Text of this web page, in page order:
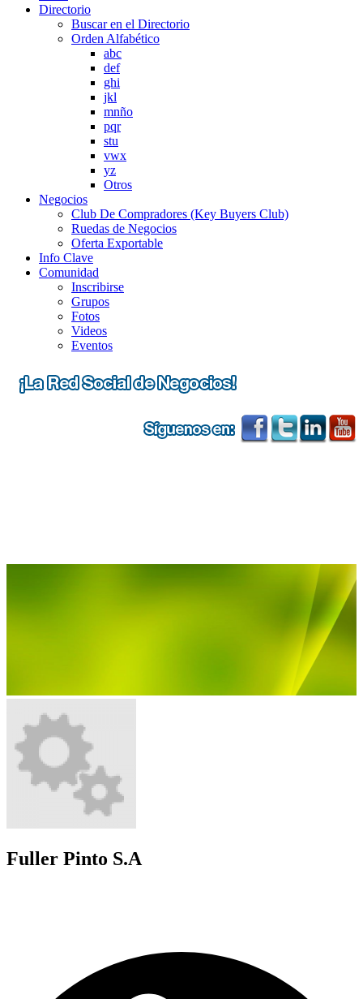
Directorio
Buscar en el Directorio
Orden Alfabético
abc
def
ghi
jkl
mnño
pqr
stu
vwx
yz
Otros
Negocios
Club De Compradores (Key Buyers Club)
Ruedas de Negocios
Oferta Exportable
Info Clave
Comunidad
Inscribirse
Grupos
Fotos
Videos
Eventos
Fuller Pinto S.A